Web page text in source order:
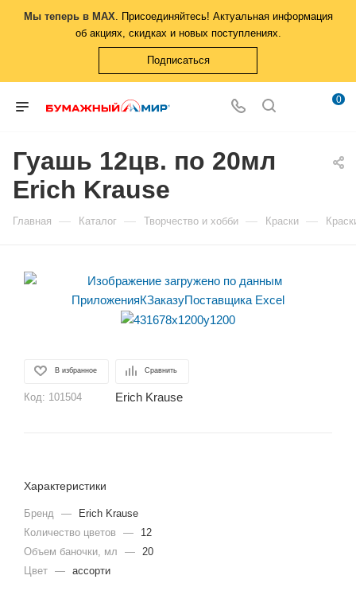
Мы теперь в MAX. Присоединяйтесь! Актуальная информация
об акциях, скидках и новых поступлениях.
Подписаться
0
Гуашь 12цв. по 20мл
Erich Krause
Главная — Каталог — Творчество и хобби — Краски —
В избранное Сравнить
Код: 101504 Erich Krause
Характеристики
Бренд —
Erich Krause
Количество цветов
—
12
Объем баночки, мл
— 20
Цвет — ассорти